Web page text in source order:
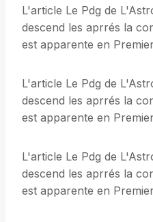
L'article Le Pdg de
descend les aprrés la
est apparente en
L'article Le Pdg de
descend les aprrés la
est apparente en
L'article Le Pdg de
descend les aprrés la
est apparente en